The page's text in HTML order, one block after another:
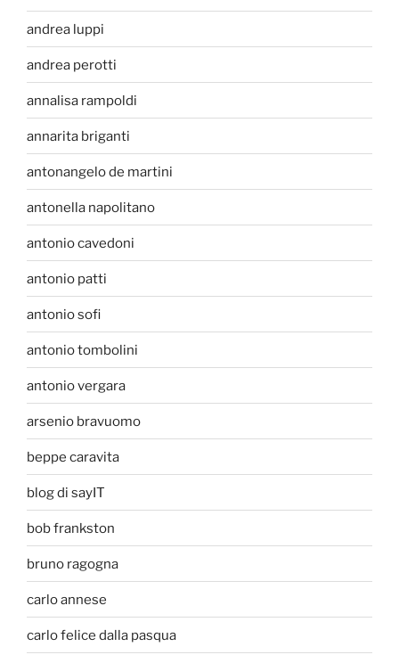
andrea luppi
andrea perotti
annalisa rampoldi
annarita briganti
antonangelo de martini
antonella napolitano
antonio cavedoni
antonio patti
antonio sofi
antonio tombolini
antonio vergara
arsenio bravuomo
beppe caravita
blog di sayIT
bob frankston
bruno ragogna
carlo annese
carlo felice dalla pasqua